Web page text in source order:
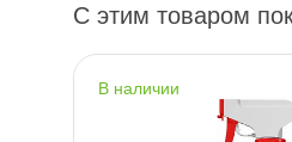
С этим товаром
наличии